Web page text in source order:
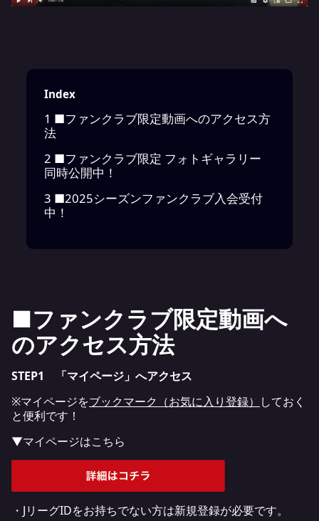
Index
1 ■ファンクラブ限定動画へのアクセス方
法
2 ■ファンクラブ限定 フォトギャラリー
同時公開中！
3 ■2025シーズンファンクラブ入会受付
中！
■ファンクラブ限定動画へ
のアクセス方法
STEP1 「マイページ」へアクセス
※マイページをブックマーク（お気に入り登録） しておく
と便利です！
▼マイページはこちら
・JリーグIDをお持ちでない方は新規登録が必要です。